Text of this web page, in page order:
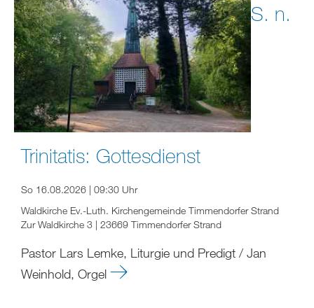
S. n.
Trinitatis: Gottesdienst
So 16.08.2026 | 09:30 Uhr
Waldkirche Ev.-Luth. Kirchengemeinde Timmendorfer Strand
Zur Waldkirche 3 | 23669 Timmendorfer Strand
Pastor Lars Lemke, Liturgie und Predigt / Jan
Weinhold, Orgel